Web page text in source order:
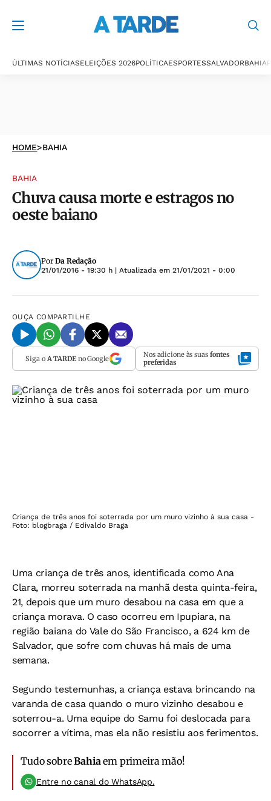
ÚLTIMAS NOTÍCIASELEIÇÕES 2026POLÍTICAESPORTESSALVADORBAHIA
HOME>BAHIA
BAHIA
Chuva causa morte e estragos no
oeste baiano
Por Da Redação
21/01/2016 - 19:30 h | Atualizada em 21/01/2021 - 0:00
OUÇA COMPARTILHE
Siga o A TARDEno Google Nos adicione às suas fontes
preferidas
Criança de três anos foi soterrada por um muro vizinho à sua casa -
Foto: blogbraga / Edivaldo Braga
Uma criança de três anos, identificada como Ana
Clara, morreu soterrada na manhã desta quinta-feira,
21, depois que um muro desabou na casa em que a
criança morava. O caso ocorreu em Ipupiara, na
região baiana do Vale do São Francisco, a 624 km de
Salvador, que sofre com chuvas há mais de uma
semana.
Segundo testemunhas, a criança estava brincando na
varanda de casa quando o muro vizinho desabou e
soterrou-a. Uma equipe do Samu foi deslocada para
socorrer a vítima, mas ela não resistiu aos ferimentos.
Tudo sobreBahiaem primeira mão!
Entre no canal do WhatsApp.